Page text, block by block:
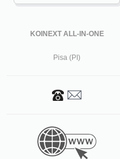
KOINEXT ALL-IN-ONE
Pisa (PI)